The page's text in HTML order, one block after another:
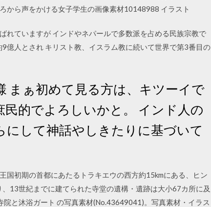
から声をかける女子学生の画像素材10148988 イラスト
れていますが インドやネパールで多数派を占める民族宗教で
億人とされ キリスト教、イスラム教に続いて世界で第3番目の
まぁ初めて見る方は、キツーイで
的でよろしいかと。 インド人の
して神話やしきたりに基づいて
国初期の首都にあたるトラキエウの西方約15kmにある、ヒン
13世紀までに建てられた寺堂の遺構・遺跡は大小67カ所に及
と沐浴ガート の写真素材(No.43649041)。写真素材・イラス